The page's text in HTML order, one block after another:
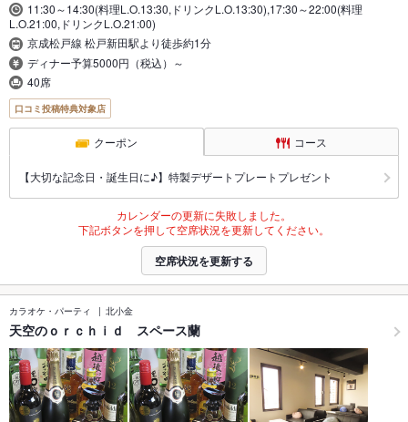
11:30～14:30(料理L.O.13:30,ドリンクL.O.13:30),17:30～22:00(料理
L.O.21:00,ドリンクL.O.21:00)
京成松戸線 松戸新田駅より徒歩約1分
ディナー予算5000円（税込）～
40席
口コミ投稿特典対象店
クーポン コース
【大切な記念日・誕生日に♪】特製デザートプレートプレゼント
カレンダーの更新に失敗しました。
下記ボタンを押して空席状況を更新してください。
空席状況を更新する
カラオケ・パーティ 北小金
天空のｏｒｃｈｉｄ スペース蘭